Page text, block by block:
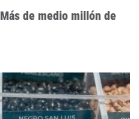
de medio millón de